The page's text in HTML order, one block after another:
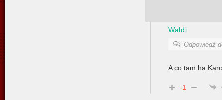
Waldi
Odpowiedź
A co tam ha
-1